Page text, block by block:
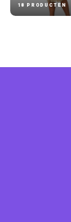
18 PRODUCTEN